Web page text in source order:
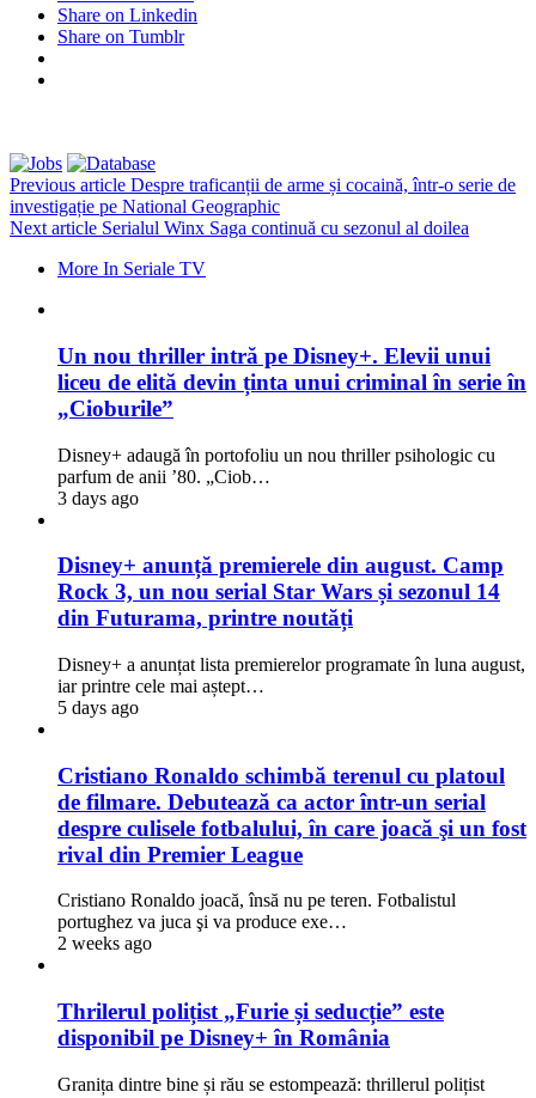
Share on Linkedin
Share on Tumblr
Previous article Despre traficanții de arme și cocaină, într-o serie de
investigație pe National Geographic
Next article Serialul Winx Saga continuă cu sezonul al doilea
More In Seriale TV
Un nou thriller intră pe Disney+. Elevii unui
liceu de elită devin ținta unui criminal în serie în
„Cioburile”
Disney+ adaugă în portofoliu un nou thriller psihologic cu
parfum de anii ’80. „Ciob…
3 days ago
Disney+ anunță premierele din august. Camp
Rock 3, un nou serial Star Wars și sezonul 14
din Futurama, printre noutăți
Disney+ a anunțat lista premierelor programate în luna august,
iar printre cele mai aștept…
5 days ago
Cristiano Ronaldo schimbă terenul cu platoul
de filmare. Debutează ca actor într-un serial
despre culisele fotbalului, în care joacă şi un fost
rival din Premier League
Cristiano Ronaldo joacă, însă nu pe teren. Fotbalistul
portughez va juca şi va produce exe…
2 weeks ago
Thrilerul polițist „Furie și seducție” este
disponibil pe Disney+ în România
Granița dintre bine și rău se estompează: thrillerul polițist